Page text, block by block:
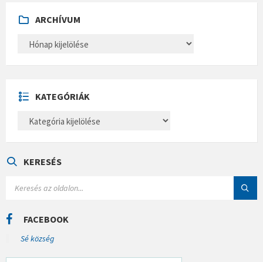
ARCHÍVUM
H
U
M
KATEGÓRIÁK
E
Á
KERESÉS
C
H
FACEBOOK
Sé község